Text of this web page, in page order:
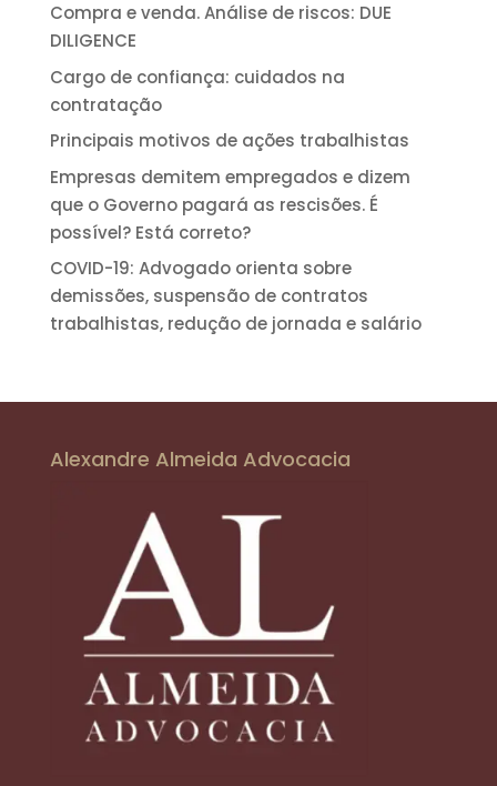
Compra e venda. Análise de riscos: DUE
DILIGENCE
Cargo de confiança: cuidados na
contratação
Principais motivos de ações trabalhistas
Empresas demitem empregados e dizem
que o Governo pagará as rescisões. É
possível? Está correto?
COVID-19: Advogado orienta sobre
demissões, suspensão de contratos
trabalhistas, redução de jornada e salário
Alexandre Almeida Advocacia